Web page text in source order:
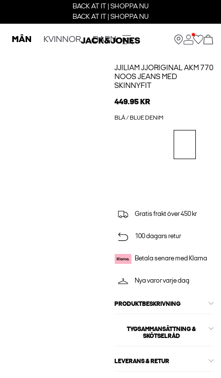
BACK AT IT | SHOPPA NU
BACK AT IT | SHOPPA NU
MÄN KVINNOR BARN
JJILIAM JJORIGINAL AKM 770
NOOS JEANS MED
SKINNYFIT
449.95 KR
BLÅ / BLUE DENIM
Gratis frakt över 450 kr
100 dagars retur
Betala senare med Klarna
Nya varor varje dag
PRODUKTBESKRIVNING
TYGSAMMANSÄTTNING &
SKÖTSELRÅD
LEVERANS & RETUR